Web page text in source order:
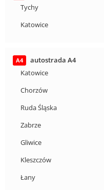
Tychy
Katowice
A4
autostrada A4
Katowice
Chorzów
Ruda Śląska
Zabrze
Gliwice
Kleszczów
Łany